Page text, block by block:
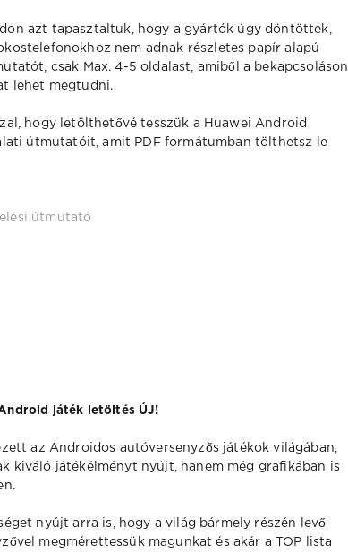
azt tapasztaltuk, hogy a gyártók úgy döntöttek,
nem adnak részletes papír alapú
csak Max. 4-5 oldalast, amiből a bekapcsoláson
lehet megtudni.
hogy letölthetővé tesszük a Huawei Android
útmutatóit, amit PDF formátumban tölthetsz le
útmutató
játék letöltés ÚJ!
az Androidos autóversenyzős játékok világában,
kiváló játékélményt nyújt, hanem még grafikában is
nyújt arra is, hogy a világ bármely részén levő
megmérettessük magunkat és akár a TOP lista